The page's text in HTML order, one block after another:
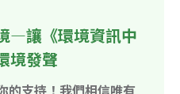
—讓《環境資訊中
境發聲
的支持！我們相信唯有